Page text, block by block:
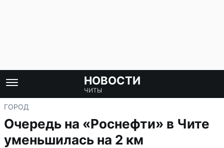
НОВОСТИ
ЧИТЫ
ГОРОД
Очередь на «Роснефти» в Чите
уменьшилась на 2 км